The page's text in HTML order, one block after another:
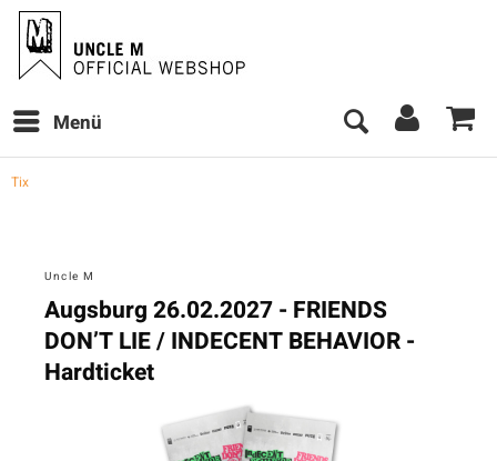
Menü
Tix
Uncle M
Augsburg 26.02.2027 - FRIENDS
DON’T LIE / INDECENT BEHAVIOR -
Hardticket